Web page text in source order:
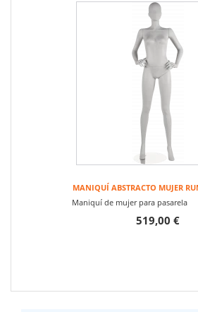
MANIQUÍ ABSTRACTO MUJER
Maniquí de mujer para pasarela
519,00 €